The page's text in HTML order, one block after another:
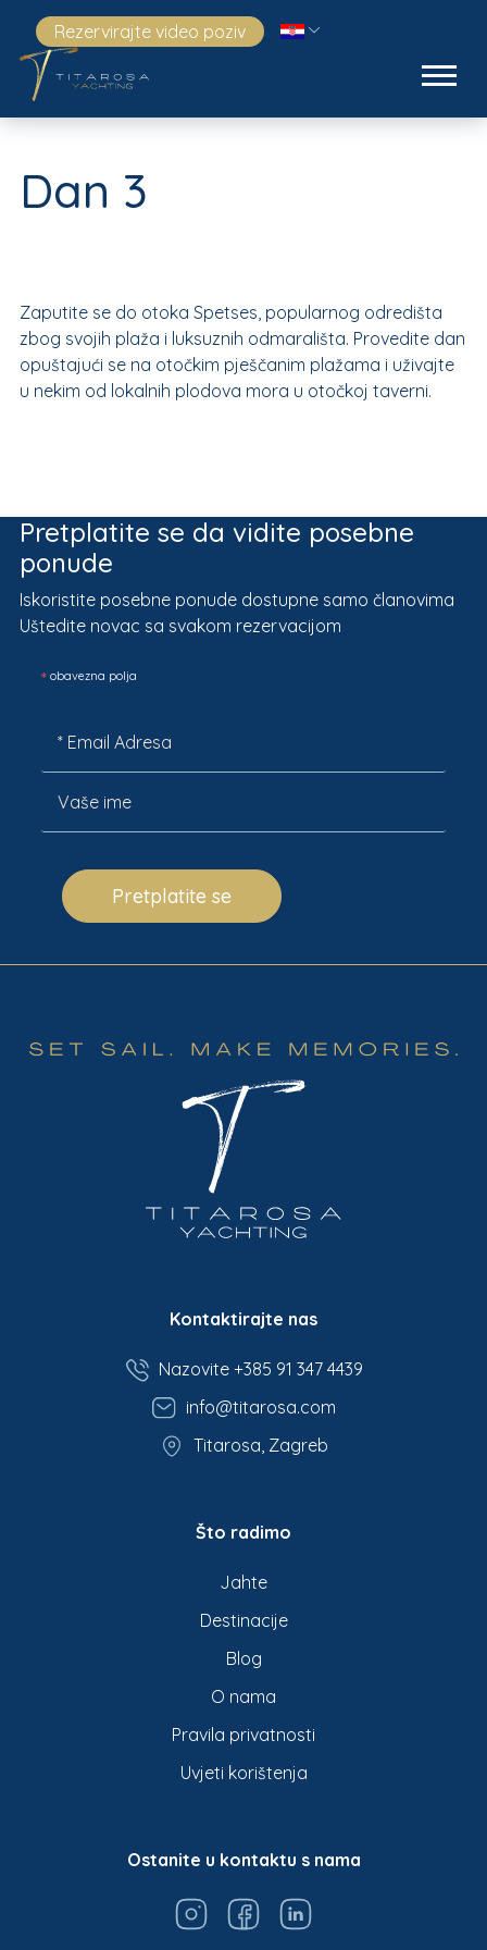
Rezervirajte video poziv
Dan 3
Zaputite se do otoka Spetses, popularnog odredišta
zbog svojih plaža i luksuznih odmarališta. Provedite dan
opuštajući se na otočkim pješčanim plažama i uživajte
u nekim od lokalnih plodova mora u otočkoj taverni.
Pretplatite se da vidite posebne
ponude
Iskoristite posebne ponude dostupne samo članovima
Uštedite novac sa svakom rezervacijom
*obavezna polja
Pretplatite se
Kontaktirajte nas
Nazovite +385 91 347 4439
info@titarosa.com
Titarosa, Zagreb
Što radimo
Jahte
Destinacije
Blog
O nama
Pravila privatnosti
Uvjeti korištenja
Ostanite u kontaktu s nama